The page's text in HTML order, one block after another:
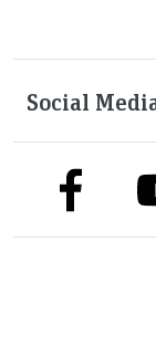
Social
link to